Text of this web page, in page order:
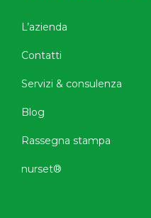
L’azienda
Contatti
Servizi & consulenza
Blog
Rassegna stampa
nurset®